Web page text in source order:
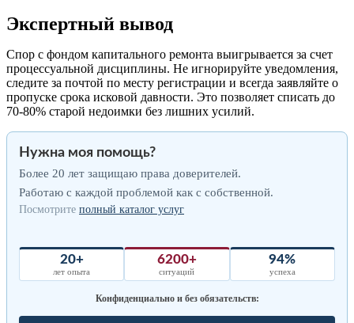
Экспертный вывод
Спор с фондом капитального ремонта выигрывается за счет
процессуальной дисциплины. Не игнорируйте уведомления,
следите за почтой по месту регистрации и всегда заявляйте о
пропуске срока исковой давности. Это позволяет списать до
70-80% старой недоимки без лишних усилий.
Нужна моя помощь?
Более 20 лет защищаю права доверителей.
Работаю с каждой проблемой как с собственной.
Посмотрите полный каталог услуг
20+
лет опыта
6200+
ситуаций
94%
успеха
Конфиденциально и без обязательств: